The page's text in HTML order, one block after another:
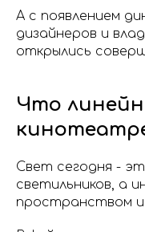
А с появлением
дизайнеров и
открылись
Что
Свет сегодня -
светильников, а
пространством и